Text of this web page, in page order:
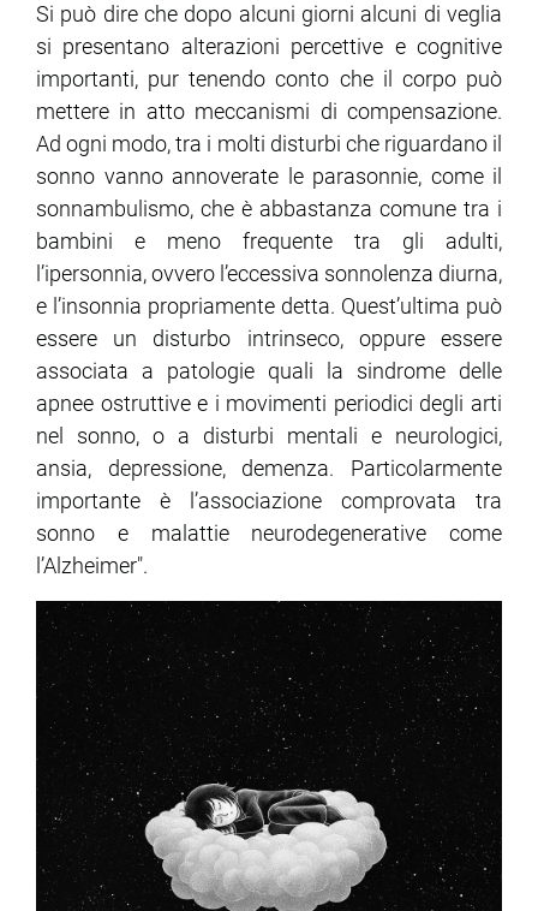
Si può dire che dopo alcuni giorni alcuni di veglia
si presentano alterazioni percettive e cognitive
importanti, pur tenendo conto che il corpo può
mettere in atto meccanismi di compensazione.
Ad ogni modo, tra i molti disturbi che riguardano il
sonno vanno annoverate le parasonnie, come il
sonnambulismo, che è abbastanza comune tra i
bambini e meno frequente tra gli adulti,
l’ipersonnia, ovvero l’eccessiva sonnolenza diurna,
e l’insonnia propriamente detta. Quest’ultima può
essere un disturbo intrinseco, oppure essere
associata a patologie quali la sindrome delle
apnee ostruttive e i movimenti periodici degli arti
nel sonno, o a disturbi mentali e neurologici,
ansia, depressione, demenza. Particolarmente
importante è l’associazione comprovata tra
sonno e malattie neurodegenerative come
l’Alzheimer".